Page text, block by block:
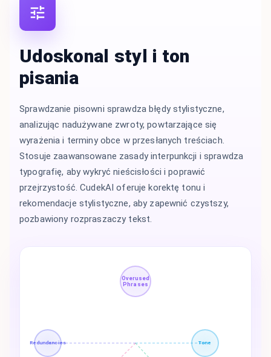
Overused
Phrases
Redundancies Tone
Udoskonal styl i ton
pisania
Sprawdzanie pisowni sprawdza błędy stylistyczne,
analizując nadużywane zwroty, powtarzające się
wyrażenia i terminy obce w przesłanych treściach.
Stosuje zaawansowane zasady interpunkcji i sprawdza
typografię, aby wykryć nieścisłości i poprawić
przejrzystość. CudekAI oferuje korektę tonu i
rekomendacje stylistyczne, aby zapewnić czystszy,
pozbawiony rozpraszaczy tekst.